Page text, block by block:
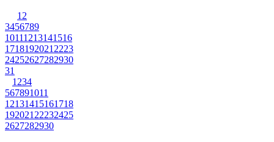
12
3456789
10111213141516
17181920212223
24252627282930
31
1234
567891011
12131415161718
19202122232425
2627282930